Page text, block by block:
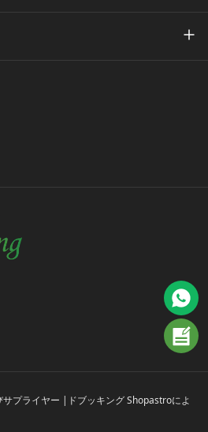
プライヤー |ドブッキング Shopastroによ